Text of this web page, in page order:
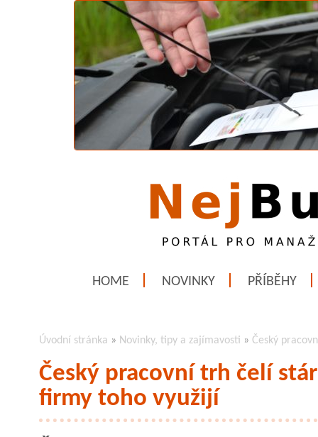
HOME NOVINKY PŘÍBĚHY
Úvodní stránka » Novinky, tipy a zajímavosti » Český
Český pracovní trh čelí
firmy toho využijí